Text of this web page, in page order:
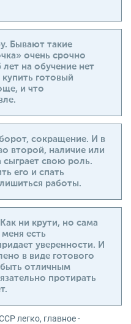
Бывают такие
очень срочно
на обучение нет
готовый
и что
сокращение. И в
второй, наличие или
сыграет свою роль.
его и спать
работы.
ни крути, но сама
есть
уверенности. И
в виде готового
отличным
протирать
легко, главное -